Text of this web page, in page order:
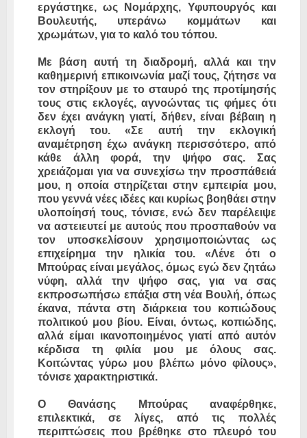
εργάστηκε, ως Νομάρχης, Υφυπουργός και
Βουλευτής, υπεράνω κομμάτων και
χρωμάτων, για το καλό του τόπου.
Με βάση αυτή τη διαδρομή, αλλά και την
καθημερινή επικοινωνία μαζί τους, ζήτησε να
τον στηρίξουν με το σταυρό της προτίμησής
τους στις εκλογές, αγνοώντας τις φήμες ότι
δεν έχει ανάγκη γιατί, δήθεν, είναι βέβαιη η
εκλογή του. «Σε αυτή την εκλογική
αναμέτρηση έχω ανάγκη περισσότερο, από
κάθε άλλη φορά, την ψήφο σας. Σας
χρειάζομαι για να συνεχίσω την προσπάθειά
μου, η οποία στηρίζεται στην εμπειρία μου,
που γεννά νέες ιδέες και κυρίως βοηθάει στην
υλοποίησή τους, τόνισε, ενώ δεν παρέλειψε
να αστειευτεί με αυτούς που προσπαθούν να
τον υποσκελίσουν χρησιμοποιώντας ως
επιχείρημα την ηλικία του. «Λένε ότι ο
Μπούρας είναι μεγάλος, όμως εγώ δεν ζητάω
νύφη, αλλά την ψήφο σας, για να σας
εκπροσωπήσω επάξια στη νέα Βουλή, όπως
έκανα, πάντα στη διάρκεια του κοπιώδους
πολιτικού μου βίου. Είναι, όντως, κοπιώδης,
αλλά είμαι ικανοποιημένος γιατί από αυτόν
κέρδισα τη φιλία μου με όλους σας.
Κοιτώντας γύρω μου βλέπω μόνο φίλους»,
τόνισε χαρακτηριστικά.
Ο Θανάσης Μπούρας αναφέρθηκε,
επιλεκτικά, σε λίγες, από τις πολλές
περιπτώσεις που βρέθηκε στο πλευρό του